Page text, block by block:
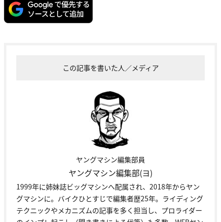
この記事を書いた人／メディア
ヤングマシン編集部員
ヤングマシン編集部(ヨ)
1999年に姉妹誌ビッグマシンへ配属され、2018年からヤン
グマシンに。バイクひとすじで編集者歴25年。ライディング
テクニックやメカニズムの記事を多く担当し、プロライダー